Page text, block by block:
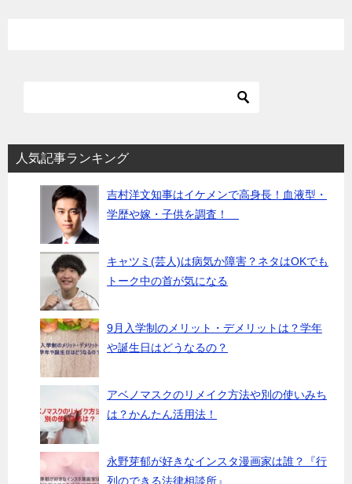
人気記事ランキング
吉村洋文知事はイケメンで高身長！血液型・
学歴や嫁・子供を調査！
キャツミ(芸人)は病気か障害？ネタはOKでも
トーク中の首が気になる
9月入学制のメリット・デメリットは？学年
や誕生日はどうなるの？
アベノマスクのリメイク方法や別の使いみち
は？かんたん活用法！
永野芽郁が好きなインスタ漫画家は誰？『行
列のできる法律相談所』